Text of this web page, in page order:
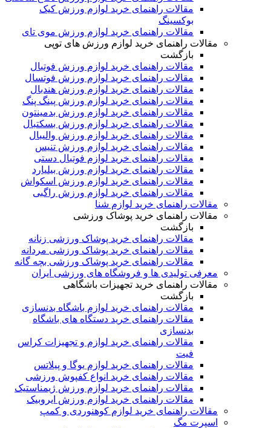
مقالات راهنمای خرید لوازم ورزش کیک
بوکسینگ
مقالات راهنمای خرید لوازم ورزش موی تای
مقالات راهنمای خرید لوازم ورزش های توپی
بازگشت
مقالات راهنمای خرید لوازم ورزش فوتبال
مقالات راهنمای خرید لوازم ورزش فوتسال
مقالات راهنمای خرید لوازم ورزش هندبال
مقالات راهنمای خرید لوازم ورزش پینگ پنگ
مقالات راهنمای خرید لوازم ورزش بدمینتون
مقالات راهنمای خرید لوازم ورزش بسکتبال
مقالات راهنمای خرید لوازم ورزش والیبال
مقالات راهنمای خرید لوازم ورزش تنیس
مقالات راهنمای خرید لوازم فوتبال دستی
مقالات راهنمای خرید لوازم ورزش بیلیارد
مقالات راهنمای خرید لوازم ورزش اسکواش
مقالات راهنمای خرید لوازم ورزش راگبی
مقالات راهنمای خرید لوازم شنا
مقالات راهنمای خرید پوشاک ورزشی
بازگشت
مقالات راهنمای خرید پوشاک ورزشی زنانه
مقالات راهنمای خرید پوشاک ورزشی مردانه
مقالات راهنمای خرید پوشاک ورزشی بچه گانه
معرفی تولیدی ها و فروشگاه های ورزشی ایران
مقالات راهنمای خرید تجهیزات باشگاهی
بازگشت
مقالات راهنمای خرید لوازم باشگاه بدنسازی
مقالات راهنمای خرید دستگاه های باشگاه
بدنسازی
مقالات راهنمای خرید لوازم و تجهیزات کراس
فیت
مقالات راهنمای خرید لوازم یوگا و پیلاتس
مقالات راهنمای خرید انواع کفپوش ورزشی
مقالات راهنمای خرید لوازم ورزش ژیمناستیک
مقالات راهنمای خرید لوازم ورزش ایروبیک
مقالات راهنمای خرید لوازم کوهنوردی و کمپ
اسپرت مگ